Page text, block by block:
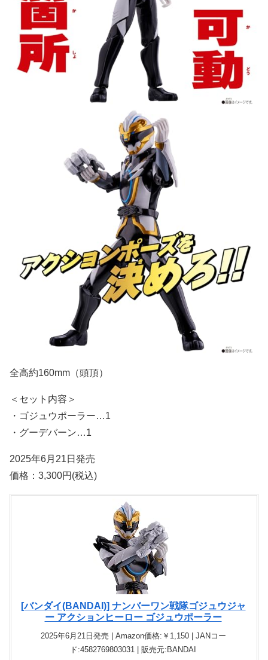
全高約160mm（頭頂）
＜セット内容＞
・ゴジュウポーラー…1
・グーデバーン…1
2025年6月21日発売
価格：3,300円(税込)
[バンダイ(BANDAI)] ナンバーワン戦隊ゴジュウジャ
ー アクションヒーロー ゴジュウポーラー
2025年6月21日発売 | Amazon価格:￥1,150 | JANコー
ド:4582769803031 | 販売元:BANDAI